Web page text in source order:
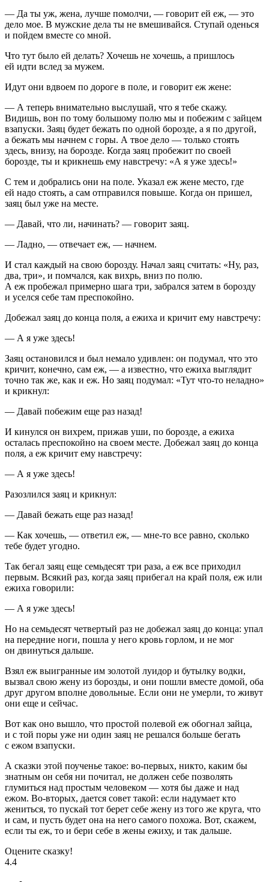
— Да ты уж, жена, лучше помолчи, — говорит ей еж, — это
дело мое. В мужские дела ты не вмешивайся. Ступай оденься
и пойдем вместе со мной.
Что тут было ей делать? Хочешь не хочешь, а пришлось
ей идти вслед за мужем.
Идут они вдвоем по дороге в поле, и говорит еж жене:
— А теперь внимательно выслушай, что я тебе скажу.
Видишь, вон по тому большому полю мы и побежим с зайцем
взапуски. Заяц будет бежать по одной борозде, а я по другой,
а бежать мы начнем с горы. А твое дело — только стоять
здесь, внизу, на борозде. Когда заяц пробежит по своей
борозде, ты и крикнешь ему навстречу: «А я уже здесь!»
С тем и добрались они на поле. Указал еж жене место, где
ей надо стоять, а сам отправился повыше. Когда он пришел,
заяц был уже на месте.
— Давай, что ли, начинать? — говорит заяц.
— Ладно, — отвечает еж, — начнем.
И стал каждый на свою борозду. Начал заяц считать: «Ну, раз,
два, три», и помчался, как вихрь, вниз по полю.
А еж пробежал примерно шага три, забрался затем в борозду
и уселся себе там преспокойно.
Добежал заяц до конца поля, а ежиха и кричит ему навстречу:
— А я уже здесь!
Заяц остановился и был немало удивлен: он подумал, что это
кричит, конечно, сам еж, — а известно, что ежиха выглядит
точно так же, как и еж. Но заяц подумал: «Тут что-то неладно»
и крикнул:
— Давай побежим еще раз назад!
И кинулся он вихрем, прижав уши, по борозде, а ежиха
осталась преспокойно на своем месте. Добежал заяц до конца
поля, а еж кричит ему навстречу:
— А я уже здесь!
Разозлился заяц и крикнул:
— Давай бежать еще раз назад!
— Как хочешь, — ответил еж, — мне-то все равно, сколько
тебе будет угодно.
Так бегал заяц еще семьдесят три раза, а еж все приходил
первым. Всякий раз, когда заяц прибегал на край поля, еж или
ежиха говорили:
— А я уже здесь!
Но на семьдесят четвертый раз не добежал заяц до конца: упал
на передние ноги, пошла у него кровь горлом, и не мог
он двинуться дальше.
Взял еж выигранные им золотой луидор и бутылку водки,
вызвал свою жену из борозды, и они пошли вместе домой, оба
друг другом вполне довольные. Если они не умерли, то живут
они еще и сейчас.
Вот как оно вышло, что простой полевой еж обогнал зайца,
и с той поры уже ни один заяц не решался больше бегать
с ежом взапуски.
А сказки этой поученье такое: во-первых, никто, каким бы
знатным он себя ни почитал, не должен себе позволять
глумиться над простым человеком — хотя бы даже и над
ежом. Во-вторых, дается совет такой: если надумает кто
жениться, то пускай тот берет себе жену из того же круга, что
и сам, и пусть будет она на него самого похожа. Вот, скажем,
если ты еж, то и бери себе в жены ежиху, и так дальше.
Оцените сказку!
4.4